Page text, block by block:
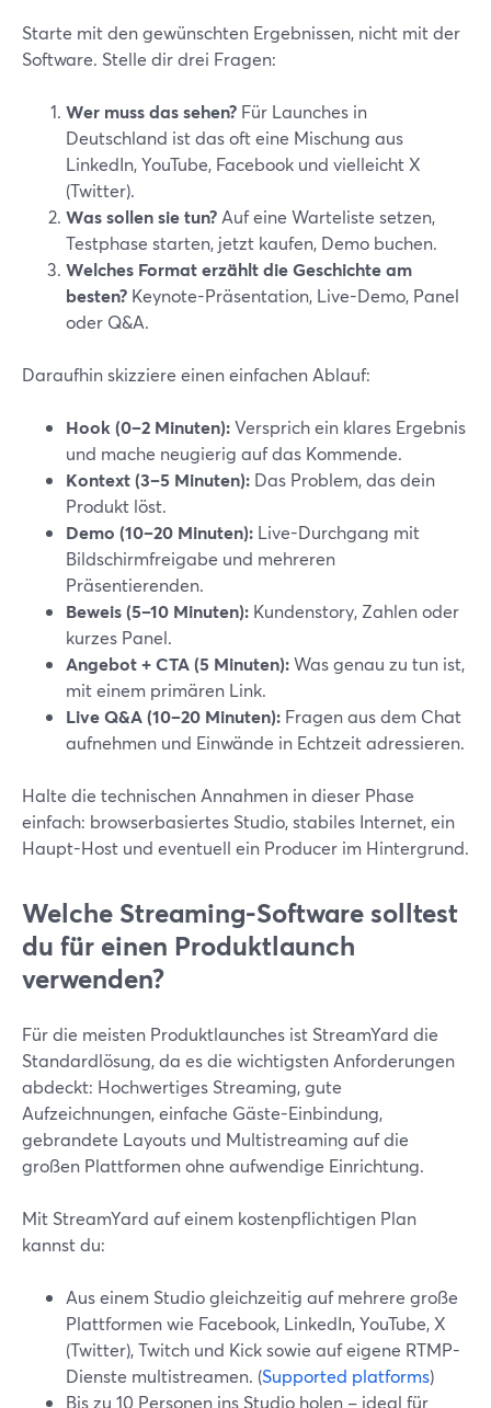
Starte mit den gewünschten Ergebnissen, nicht mit der
Software. Stelle dir drei Fragen:
Wer muss das sehen? Für Launches in
Deutschland ist das oft eine Mischung aus
LinkedIn, YouTube, Facebook und vielleicht X
(Twitter).
Was sollen sie tun? Auf eine Warteliste setzen,
Testphase starten, jetzt kaufen, Demo buchen.
Welches Format erzählt die Geschichte am
besten? Keynote-Präsentation, Live-Demo, Panel
oder Q&A.
Daraufhin skizziere einen einfachen Ablauf:
Hook (0–2 Minuten):Versprich ein klares Ergebnis
und mache neugierig auf das Kommende.
Kontext (3–5 Minuten): Das Problem, das dein
Produkt löst.
Demo (10–20 Minuten): Live-Durchgang mit
Bildschirmfreigabe und mehreren
Präsentierenden.
Beweis (5–10 Minuten): Kundenstory, Zahlen oder
kurzes Panel.
Angebot + CTA (5 Minuten):Was genau zu tun ist,
mit einem primären Link.
Live Q&A (10–20 Minuten): Fragen aus dem Chat
aufnehmen und Einwände in Echtzeit adressieren.
Halte die technischen Annahmen in dieser Phase
einfach: browserbasiertes Studio, stabiles Internet, ein
Haupt-Host und eventuell ein Producer im Hintergrund.
Welche Streaming-Software solltest
du für einen Produktlaunch
verwenden?
Für die meisten Produktlaunches ist StreamYard die
Standardlösung, da es die wichtigsten Anforderungen
abdeckt: Hochwertiges Streaming, gute
Aufzeichnungen, einfache Gäste-Einbindung,
gebrandete Layouts und Multistreaming auf die
großen Plattformen ohne aufwendige Einrichtung.
Mit StreamYard auf einem kostenpflichtigen Plan
kannst du:
Aus einem Studio gleichzeitig auf mehrere große
Plattformen wie Facebook, LinkedIn, YouTube, X
(Twitter), Twitch und Kick sowie auf eigene RTMP-
Dienste multistreamen. (Supported platforms)
Bis zu 10 Personen ins Studio holen – ideal für